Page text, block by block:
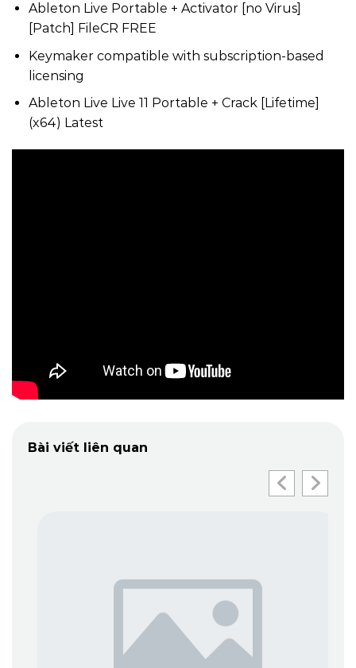
Ableton Live Portable + Activator [no Virus]
[Patch] FileCR FREE
Keymaker compatible with subscription-based
licensing
Ableton Live Live 11 Portable + Crack [Lifetime]
(x64) Latest
Bài viết liên quan